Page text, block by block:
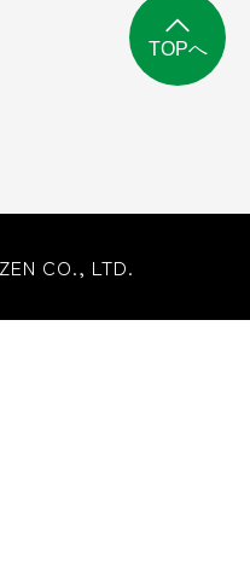
CO., LTD.
TOPへ